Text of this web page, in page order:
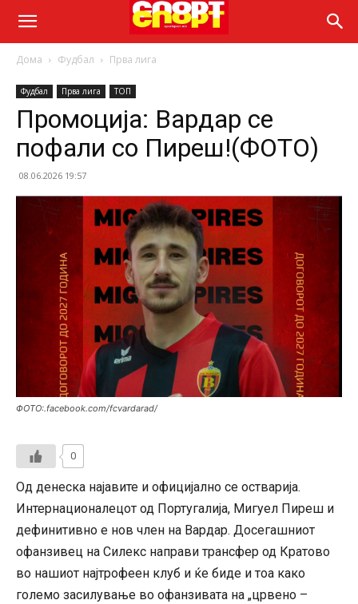
Дома Фудбал Прва лига
Фудбал Прва лига ТОП
Промоција: Вардар се
пофали со Пиреш!(ФОТО)
08.06.2026 19:57
ФОТО:.facebook.com/fcvardarad/
0
Од денеска најавите и официјално се остварија.
Интернационалецот од Португалија, Мигуел Пиреш и
дефинитивно е нов член на Вардар. Досегашниот
офанзивец на Силекс направи трансфер од Кратово
во нашиот најтрофеен клуб и ќе биде и тоа како
големо засилување во офанзивата на „црвено –